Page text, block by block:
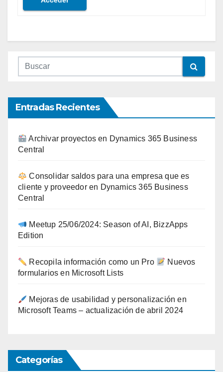
Entradas Recientes
Archivar proyectos en Dynamics 365 Business
Central
Consolidar saldos para una empresa que es
cliente y proveedor en Dynamics 365 Business
Central
Meetup 25/06/2024: Season of AI, BizzApps
Edition
Recopila información como un Pro
Nuevos
formularios en Microsoft Lists
Mejoras de usabilidad y personalización en
Microsoft Teams – actualización de abril 2024
Categorías